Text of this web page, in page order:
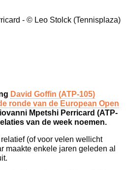
- © Leo Stolck (Tennisplaza)
David Goffin (ATP-105)
ronde van de European Open
Mpetshi Perricard (ATP-
van de week noemen.
(of voor velen wellicht
maakte enkele jaren geleden al